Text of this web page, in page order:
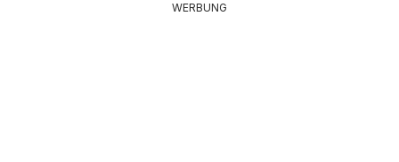
WERBUNG